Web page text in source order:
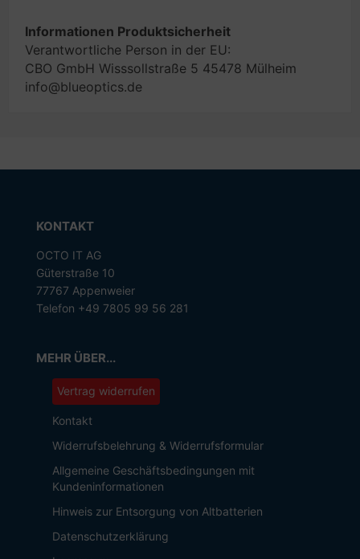
Informationen Produktsicherheit
Verantwortliche Person in der EU:
CBO GmbH Wisssollstraße 5 45478 Mülheim
info@blueoptics.de
KONTAKT
OCTO IT AG
Güterstraße 10
77767 Appenweier
Telefon +49 7805 99 56 281
MEHR ÜBER...
Vertrag widerrufen
Kontakt
Widerrufsbelehrung & Widerrufsformular
Allgemeine Geschäftsbedingungen mit
Kundeninformationen
Hinweis zur Entsorgung von Altbatterien
Datenschutzerklärung